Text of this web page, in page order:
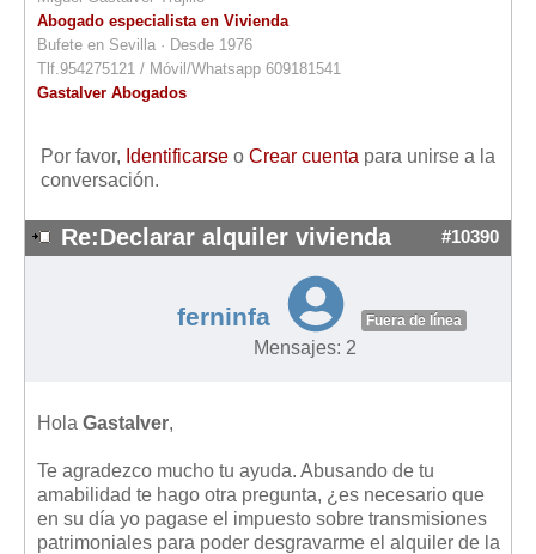
Abogado especialista en Vivienda
Bufete en Sevilla · Desde 1976
Tlf.954275121 / Móvil/Whatsapp 609181541
Gastalver Abogados
Por favor, Identificarse o Crear cuenta para unirse a la
conversación.
Re:Declarar alquiler vivienda #10390
ferninfa Fuera de línea
Mensajes: 2
Hola Gastalver,
Te agradezco mucho tu ayuda. Abusando de tu
amabilidad te hago otra pregunta, ¿es necesario que
en su día yo pagase el impuesto sobre transmisiones
patrimoniales para poder desgravarme el alquiler de la